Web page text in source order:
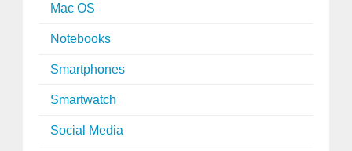
Mac OS
Notebooks
Smartphones
Smartwatch
Social Media